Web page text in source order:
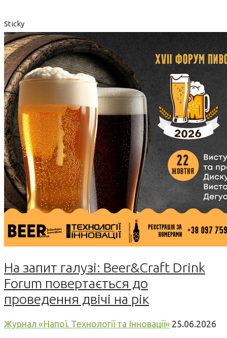
Sticky
На запит галузі: Beer&Craft Drink
Forum повертається до
проведення двічі на рік
Журнал «Напої. Технології та Інновації» 25.06.2026